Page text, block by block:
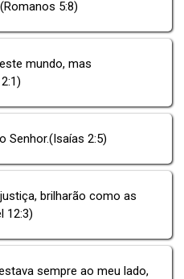
5:8)
mundo, mas
Senhor.(Isaías 2:5)
brilharão como as
12:3)
sempre ao meu lado,